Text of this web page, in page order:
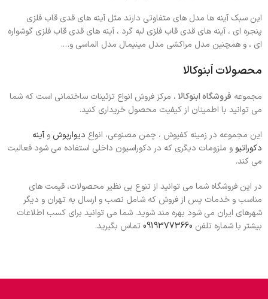
این سبک آینه ها مدل های متفاوتی دارند مثل آینه های قدی قاب فلزی
پنجره ای ، آینه های قدی قاب فلزی لبه گرد ، آینه های قدی قاب فلزی گوشواره
ای ، و همچنین مدل مراکشی مدل مینیمال مدل الماسی و….
محصولات اَبنوکالا
مجموعه فروشگاه ابنوکالا ، مرکز فروش انواع تزئینات ساختمانی است که شما
می توانید با اطمینان از کیفیت محصول خریداری کنید.
این مجموعه در زمینه کفپوش ، چمن مصنوعی، انواع دیوارپوش و آینه
دکوراتیو و ملزومات دیگری که در دکوراسیون داخلی استفاده می شود فعالیت
می کند.
در این فروشگاه شما می توانید از تنوع بی نظیر محصولات، قیمت های
مناسب و خدمات پس از فروش که شامل نصب و ارسال به تهران و دیگر
شهرهای ایران می شود بهره مند شوید. شما می توانید برای کسب اطلاعات
بیشتر با شماره تلفن 09193773660تماس بگیرید.